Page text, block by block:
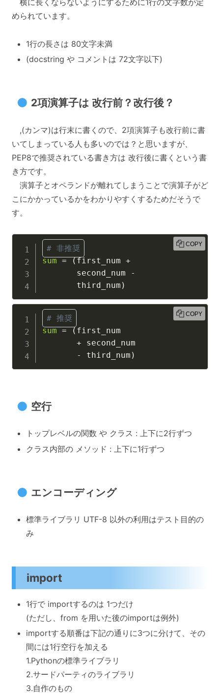
められています。
1行の長さは 80文字未満
(docstring や コメントは 72文字以下)
2項演算子は 改行前？改行後？
,(カンマ)は行末に書くので、2項演算子も改行前に書
いてしまっている人も多いのでは？と思いますが、
PEP8で推奨されている書き方は 改行後に書くという書
き方です。
演算子とオペランドが離れてしまうことで演算子がど
こにかかっているかをわかりやすくするためだそうで
す。
# 非推奨
sum = (first_num +
       second_num
-
       third_num
)
COPY
# 推奨
sum = ( first_num
+ second_num
-
third_num )
COPY
空行
トップレベルの関数 や クラス : 上下に2行ずつ
クラス内部の メソッド : 上下に1行ずつ
エンコーディング
標準ライブラリ UTF-8 以外の利用はテスト目的の
み
import
1行で importするのは 1つだけ
(ただし、from を用いた後のimportは例外)
importする順番は下記の通りに3つに分けて、その
間には1行空行を加える
1.Pythonの標準ライブラリ
2.サードパーティのライブラリ
3.自作のもの